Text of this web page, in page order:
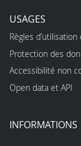
USAGES
Règles
Protection des
Accessibilité non
Open data et API
INFORMATIONS